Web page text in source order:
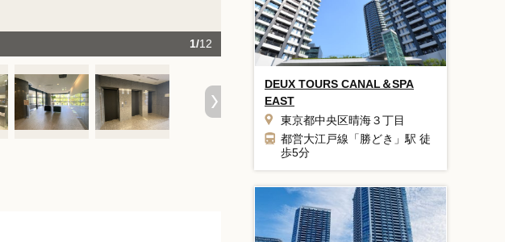
DEUX TOURS CANAL＆SPA
EAST
東京都中央区晴海３丁目
都営大江戸線「勝どき」駅 徒
歩5分
1/12 【エントランス】シンプルかつスタイリ